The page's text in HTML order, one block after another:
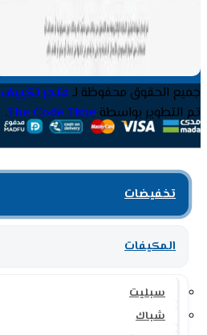
جميع الحقوق محفوظة لـمتجر تكييف
تم التطوير بواسطةThe Code Time
.
تخفيضات
المكيفات
سبليت
شباك